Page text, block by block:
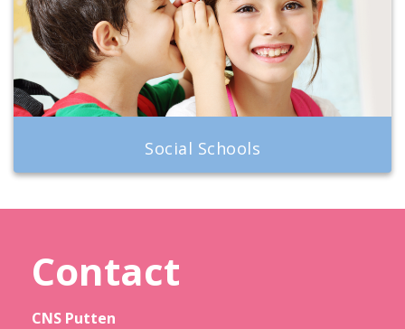
Social Schools
Contact
CNS Putten